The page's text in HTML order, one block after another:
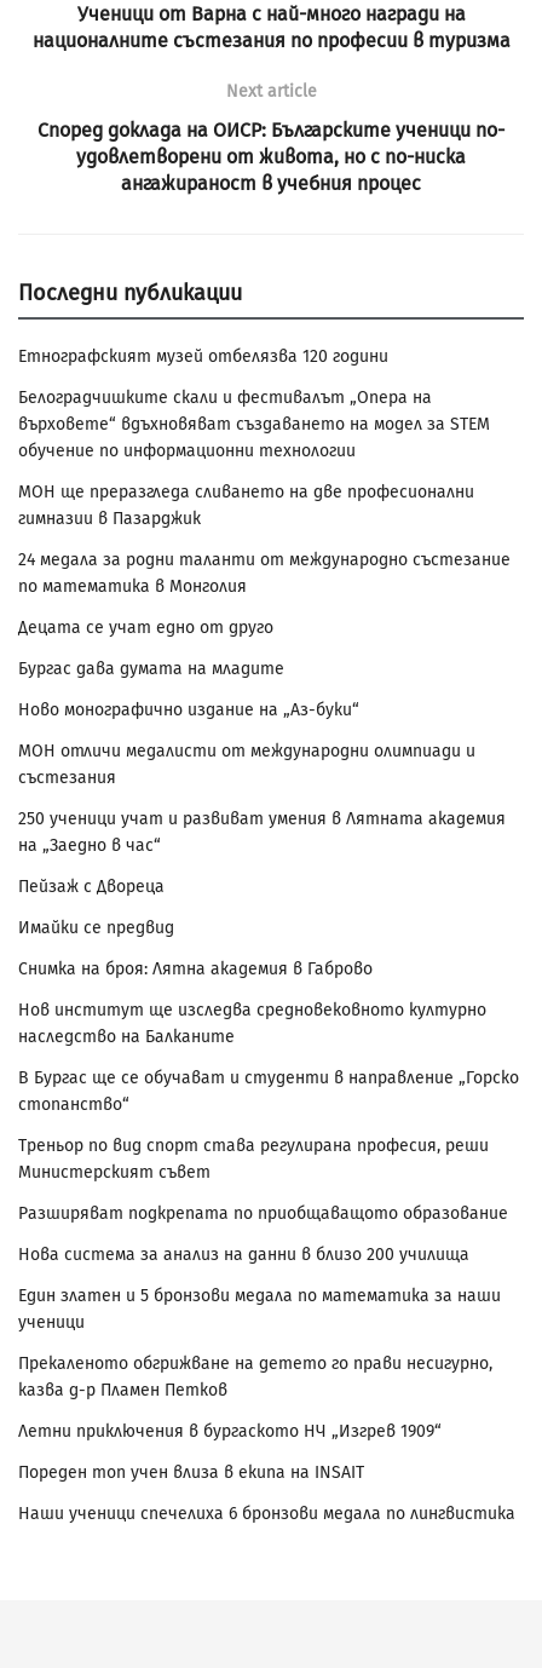
Ученици от Варна с най-много награди на
националните състезания по професии в туризма
Next article
Според доклада на ОИСР: Българските ученици по-
удовлетворени от живота, но с по-ниска
ангажираност в учебния процес
Последни публикации
Етнографският музей отбелязва 120 години
Белоградчишките скали и фестивалът „Опера на
върховете“ вдъхновяват създаването на модел за STEM
обучение по информационни технологии
МОН ще преразгледа сливането на две професионални
гимназии в Пазарджик
24 медала за родни таланти от международно състезание
по математика в Монголия
Децата се учат едно от друго
Бургас дава думата на младите
Ново монографично издание на „Аз-буки“
МОН отличи медалисти от международни олимпиади и
състезания
250 ученици учат и развиват умения в Лятната академия
на „Заедно в час“
Пейзаж с Двореца
Имайки се предвид
Снимка на броя: Лятна академия в Габрово
Нов институт ще изследва средновековното културно
наследство на Балканите
В Бургас ще се обучават и студенти в направление „Горско
стопанство“
Треньор по вид спорт става регулирана професия, реши
Министерският съвет
Разширяват подкрепата по приобщаващото образование
Нова система за анализ на данни в близо 200 училища
Един златен и 5 бронзови медала по математика за наши
ученици
Прекаленото обгрижване на детето го прави несигурно,
казва д-р Пламен Петков
Летни приключения в бургаското НЧ „Изгрев 1909“
Пореден топ учен влиза в екипа на INSAIT
Наши ученици спечелиха 6 бронзови медала по лингвистика